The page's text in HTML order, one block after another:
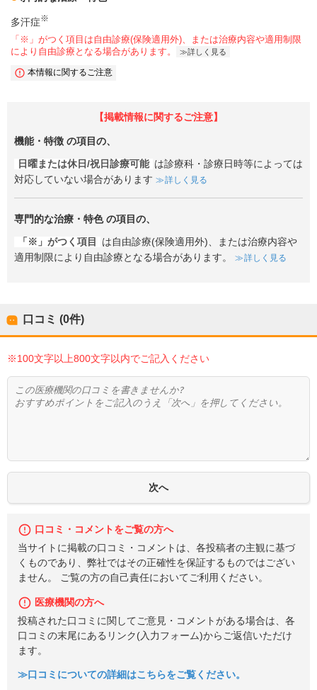
多汗症※
「※」がつく項目は自由診療(保険適用外)、または治療内容や適用制限
により自由診療となる場合があります。
詳しく見る
本情報に関するご注意
【掲載情報に関するご注意】
機能・特徴 の項目の、
日曜または休日/祝日診療可能 は診療科・診療日時等によっては
対応していない場合があります
詳しく見る
専門的な治療・特色の項目の、
「※」がつく項目
は自由診療(保険適用外)、または治療内容や
適用制限により自由診療となる場合があります。
詳しく見る
口コミ (0件)
※100文字以上800文字以内でご記入ください
口コミ・コメントをご覧の方へ
当サイトに掲載の口コミ・コメントは、各投稿者の主観に基づ
くものであり、弊社ではその正確性を保証するものではござい
ません。 ご覧の方の自己責任においてご利用ください。
医療機関の方へ
投稿された口コミに関してご意見・コメントがある場合は、各
口コミの末尾にあるリンク(入力フォーム)からご返信いただけ
ます。
≫口コミについての詳細はこちらをご覧ください。